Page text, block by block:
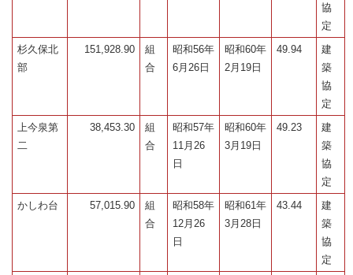
協
定
杉久保北
部
151,928.90
組
合
昭和56年
6月26日
昭和60年
2月19日
49.94
建
築
協
定
上今泉第
二
38,453.30
組
合
昭和57年
11月26
日
昭和60年
3月19日
49.23
建
築
協
定
かしわ台
57,015.90
組
合
昭和58年
12月26
日
昭和61年
3月28日
43.44
建
築
協
定